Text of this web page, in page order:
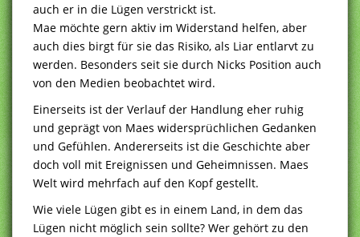
auch er in die Lügen verstrickt ist.
Mae möchte gern aktiv im Widerstand helfen, aber
auch dies birgt für sie das Risiko, als Liar entlarvt zu
werden. Besonders seit sie durch Nicks Position auch
von den Medien beobachtet wird.
Einerseits ist der Verlauf der Handlung eher ruhig
und geprägt von Maes widersprüchlichen Gedanken
und Gefühlen. Andererseits ist die Geschichte aber
doch voll mit Ereignissen und Geheimnissen. Maes
Welt wird mehrfach auf den Kopf gestellt.
Wie viele Lügen gibt es in einem Land, in dem das
Lügen nicht möglich sein sollte? Wer gehört zu den